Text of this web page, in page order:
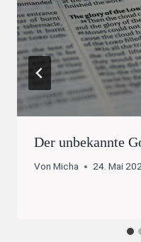
Der unbekannte
Von Micha 24. Mai